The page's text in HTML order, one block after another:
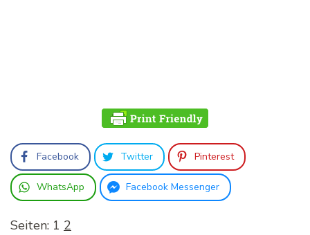
Facebook Twitter Pinterest
WhatsApp Facebook Messenger
Seiten: 1 2